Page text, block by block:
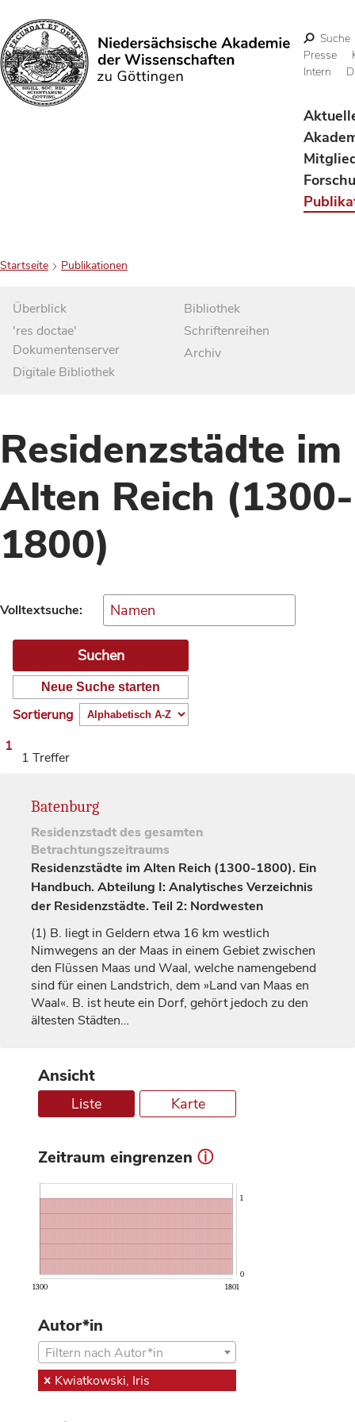
Suchen
Suche
Presse
Intern
Startseite Publikationen
Überblick
'res doctae'
Dokumentenserver
Digitale Bibliothek
Bibliothek
Schriftenreihen
Archiv
Residenzstädte im
Alten Reich (1300-
1800)
Volltextsuche:
Neue Suche starten
Sortierung
1
1 Treffer
Batenburg
Residenzstadtdes gesamten
Betrachtungszeitraums
Residenzstädte im Alten Reich (1300-1800). Ein
Handbuch. Abteilung I: Analytisches Verzeichnis
der Residenzstädte. Teil 2: Nordwesten
(1) B. liegt in Geldern etwa 16 km westlich
Nimwegens an der Maas in einem Gebiet zwischen
den Flüssen Maas und Waal, welche namengebend
sind für einen Landstrich, dem »Land van Maas en
Waal«. B. ist heute ein Dorf, gehört jedoch zu den
ältesten Städten…
Ansicht
Liste Karte
Zeitraum eingrenzen ⓘ
1300 1801
0
1
Autor*in
Filtern nach Autor*in
Kwiatkowski, Iris